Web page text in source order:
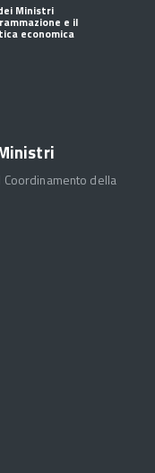
Ministri
e il
economica
della